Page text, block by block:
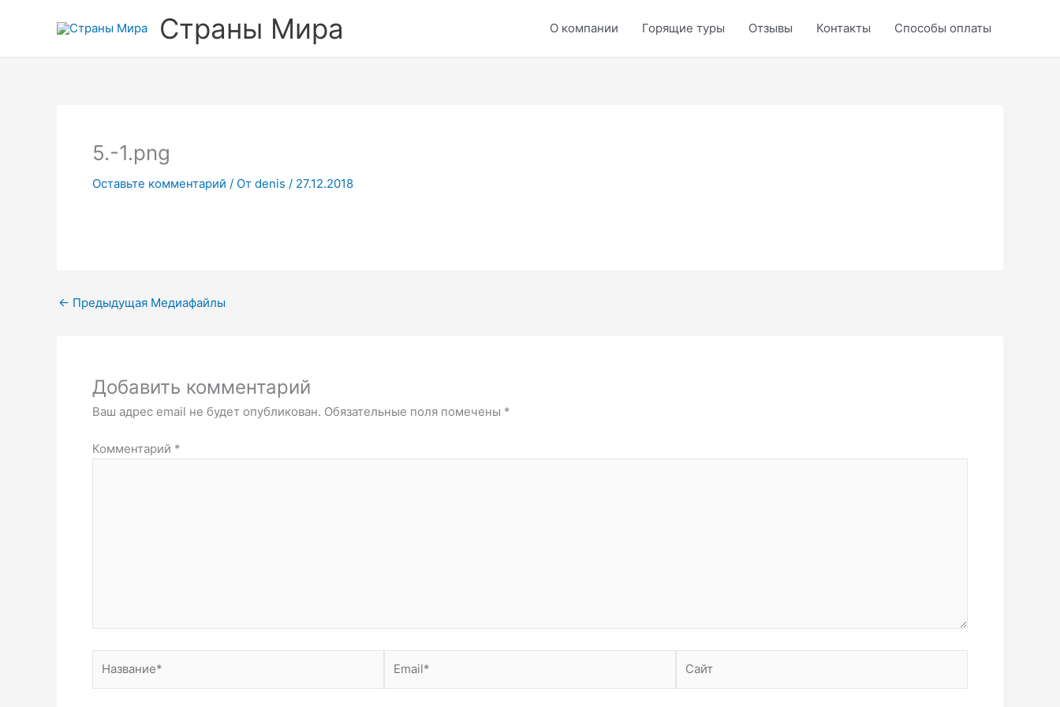
Страны Мира О компании Горящие туры Отзывы Контакты Способы оплаты
5.-1.png
Оставьте комментарий / От denis / 27.12.2018
← Предыдущая Медиафайлы
Добавить комментарий
Ваш адрес email не будет опубликован. Обязательные поля помечены *
Комментарий *